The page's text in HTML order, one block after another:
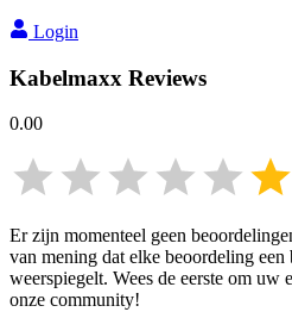
Login
Kabelmaxx Reviews
0.00
Er zijn momenteel geen
van mening dat elke beoordeling
weerspiegelt. Wees de eerste om uw
onze community!